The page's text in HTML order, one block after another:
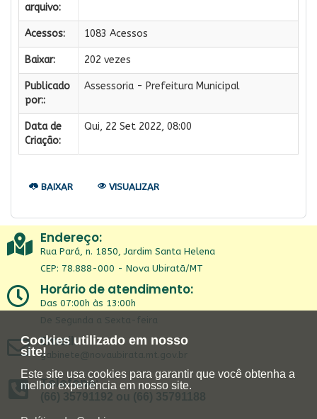
Cookies utilizado em nosso
site!
Este site usa cookies para garantir que você obtenha a
melhor experiência em nosso site.
arquivo:
Acessos: 1083 Acessos
Baixar: 202 vezes
Publicado
por::
Assessoria - Prefeitura Municipal
Data de
Criação:
Qui, 22 Set 2022, 08:00
BAIXAR VISUALIZAR
Endereço:
Rua Pará, n. 1850, Jardim Santa Helena
CEP: 78.888-000 - Nova Ubiratã/MT
Horário de atendimento:
Das 07:00h às 13:00h
De Segunda a Sexta-feira
Email:
gabinete@novaubirata.mt.gov.br
Telefone:
(66) 35791192 ou (66) 35791188